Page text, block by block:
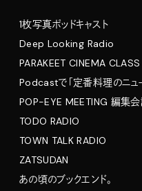
1枚写真ポッドキャスト
Deep Looking Radio
PARAKEET CINEMA CLASS
Podcastで「定番料理のニュー
POP-EYE MEETING 編集
TODO RADIO
TOWN TALK RADIO
ZATSUDAN
あの頃のブックエンド。